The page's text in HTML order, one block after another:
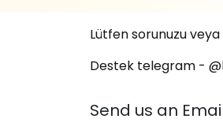
Lütfen sorunuzu
Destek telegram -
Send us an